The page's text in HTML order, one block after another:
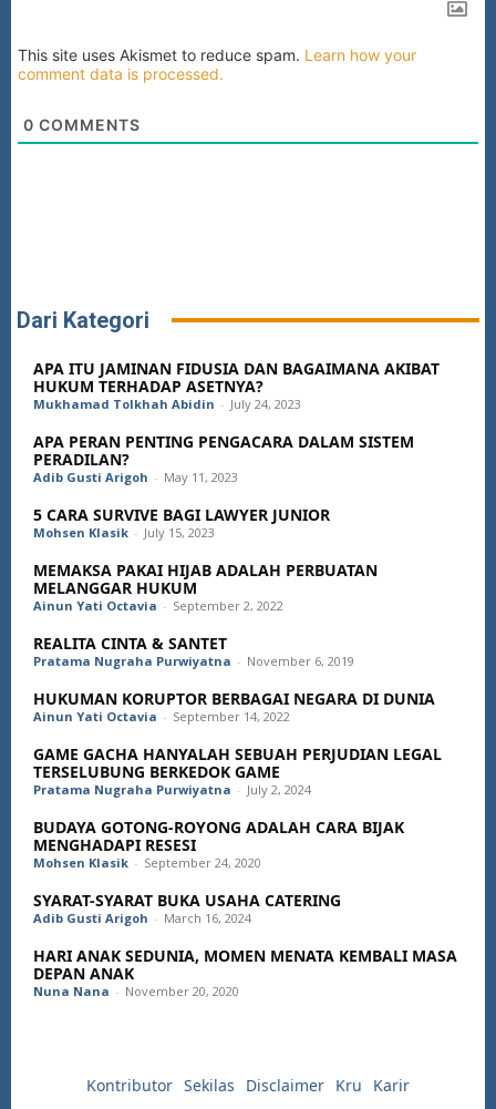
This site uses Akismet to reduce spam. Learn how your
comment data is processed.
0 COMMENTS
Dari Kategori
APA ITU JAMINAN FIDUSIA DAN BAGAIMANA AKIBAT
HUKUM TERHADAP ASETNYA?
Mukhamad Tolkhah Abidin - July 24, 2023
APA PERAN PENTING PENGACARA DALAM SISTEM
PERADILAN?
Adib Gusti Arigoh - May 11, 2023
5 CARA SURVIVE BAGI LAWYER JUNIOR
Mohsen Klasik - July 15, 2023
MEMAKSA PAKAI HIJAB ADALAH PERBUATAN
MELANGGAR HUKUM
Ainun Yati Octavia - September 2, 2022
REALITA CINTA & SANTET
Pratama Nugraha Purwiyatna - November 6, 2019
HUKUMAN KORUPTOR BERBAGAI NEGARA DI DUNIA
Ainun Yati Octavia - September 14, 2022
GAME GACHA HANYALAH SEBUAH PERJUDIAN LEGAL
TERSELUBUNG BERKEDOK GAME
Pratama Nugraha Purwiyatna - July 2, 2024
BUDAYA GOTONG-ROYONG ADALAH CARA BIJAK
MENGHADAPI RESESI
Mohsen Klasik - September 24, 2020
SYARAT-SYARAT BUKA USAHA CATERING
Adib Gusti Arigoh - March 16, 2024
HARI ANAK SEDUNIA, MOMEN MENATA KEMBALI MASA
DEPAN ANAK
Nuna Nana - November 20, 2020
Kontributor Sekilas Disclaimer Kru Karir